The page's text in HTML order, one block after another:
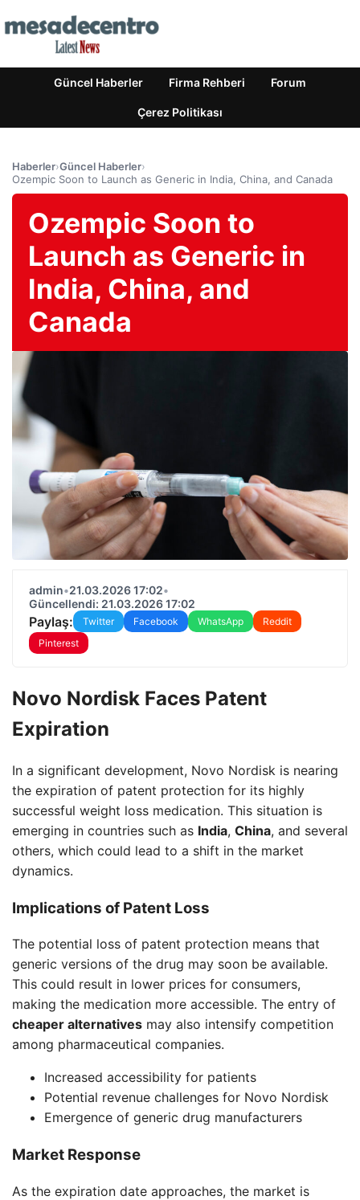
Güncel Haberler Firma Rehberi Forum
Çerez Politikası
Haberler›Güncel Haberler›
Ozempic Soon to Launch as Generic in India, China, and Canada
Ozempic Soon to
Launch as Generic in
India, China, and
Canada
admin•21.03.2026 17:02•
Güncellendi: 21.03.2026 17:02
Paylaş: Twitter Facebook WhatsApp
Reddit
Pinterest
Novo Nordisk Faces Patent
Expiration
In a significant development, Novo Nordisk is nearing
the expiration of patent protection for its highly
successful weight loss medication. This situation is
emerging in countries such as India, China, and several
others, which could lead to a shift in the market
dynamics.
Implications of Patent Loss
The potential loss of patent protection means that
generic versions of the drug may soon be available.
This could result in lower prices for consumers,
making the medication more accessible. The entry of
cheaper alternatives may also intensify competition
among pharmaceutical companies.
Increased accessibility for patients
Potential revenue challenges for Novo Nordisk
Emergence of generic drug manufacturers
Market Response
As the expiration date approaches, the market is